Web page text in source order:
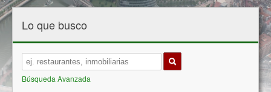
Lo que busco
Búsqueda Avanzada